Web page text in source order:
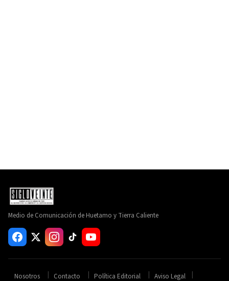
Medio de Comunicación de Huetamo y Tierra Caliente
Nosotros Contacto Política Editorial Aviso Legal